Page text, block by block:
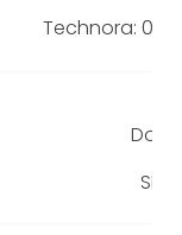
Technora:
SR-